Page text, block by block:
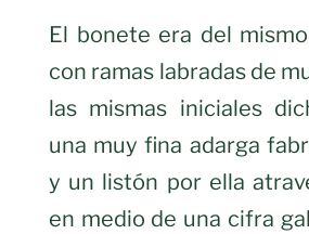
El bonete era del
con ramas labradas de
las mismas iniciales
una muy fina adarga
y un listón por ella
en medio de una cifra